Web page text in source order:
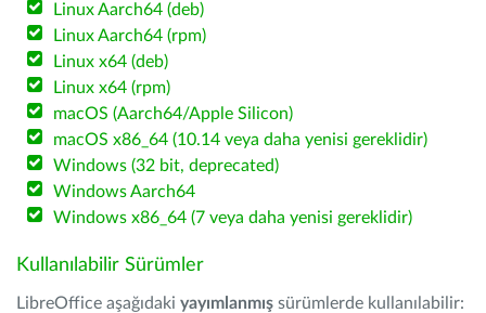
Linux Aarch64 (deb)
Linux Aarch64 (rpm)
Linux x64 (deb)
Linux x64 (rpm)
macOS (Aarch64/Apple Silicon)
macOS x86_64 (10.14 veya daha yenisi gereklidir)
Windows (32 bit, deprecated)
Windows Aarch64
Windows x86_64 (7 veya daha yenisi gereklidir)
Kullanılabilir Sürümler
LibreOffice aşağıdaki yayımlanmış sürümlerde kullanılabilir: